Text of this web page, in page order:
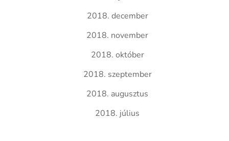
2018. december
2018. november
2018. október
2018. szeptember
2018. augusztus
2018. július